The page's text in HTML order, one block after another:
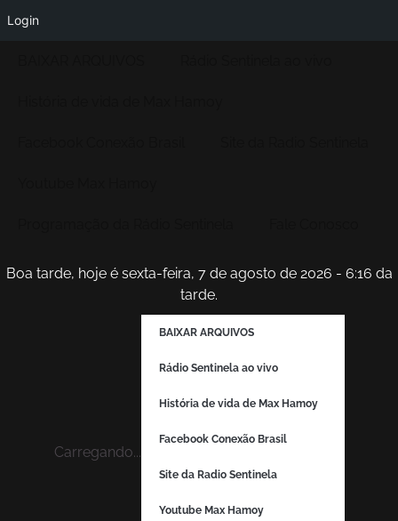
Boa tarde, hoje é sexta-feira, 7 de agosto de 2026 - 6:16 da
tarde.
Carregando...
BAIXAR ARQUIVOS
Rádio Sentinela ao vivo
História de vida de Max Hamoy
Facebook Conexão Brasil
Site da Radio Sentinela
Youtube Max Hamoy
Login